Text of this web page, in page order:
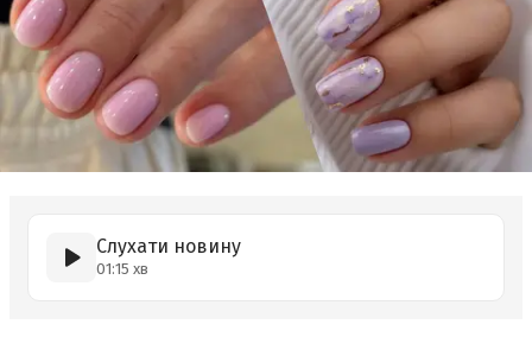
Слухати новину
01:15 хв